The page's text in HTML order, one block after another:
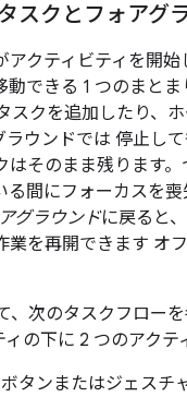
スクとフォアグ
アクティビティを開始
動できる 1 つのまとま
スクを追加したり、
ラウンドでは 停止し
そのまま残ります。
る間にフォーカスを
グラウンドに戻ると
業を再開できます オ
、次のタスクフロー
の下に 2 つのアクテ
タンまたはジェスチ